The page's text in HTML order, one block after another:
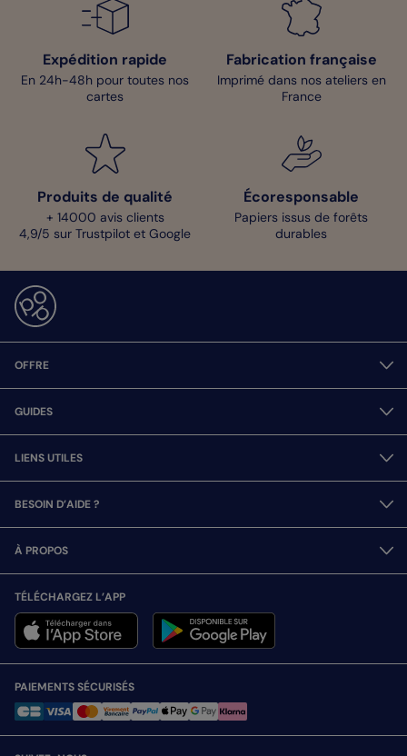
Expédition rapide
En 24h-48h pour toutes nos
cartes
Fabrication française
Imprimé dans nos ateliers en
France
Produits de qualité
+ 14000 avis clients
4,9/5 sur Trustpilot et Google
Écoresponsable
Papiers issus de forêts
durables
OFFRE
GUIDES
LIENS UTILES
BESOIN D’AIDE ?
À PROPOS
TÉLÉCHARGEZ L’APP
PAIEMENTS SÉCURISÉS